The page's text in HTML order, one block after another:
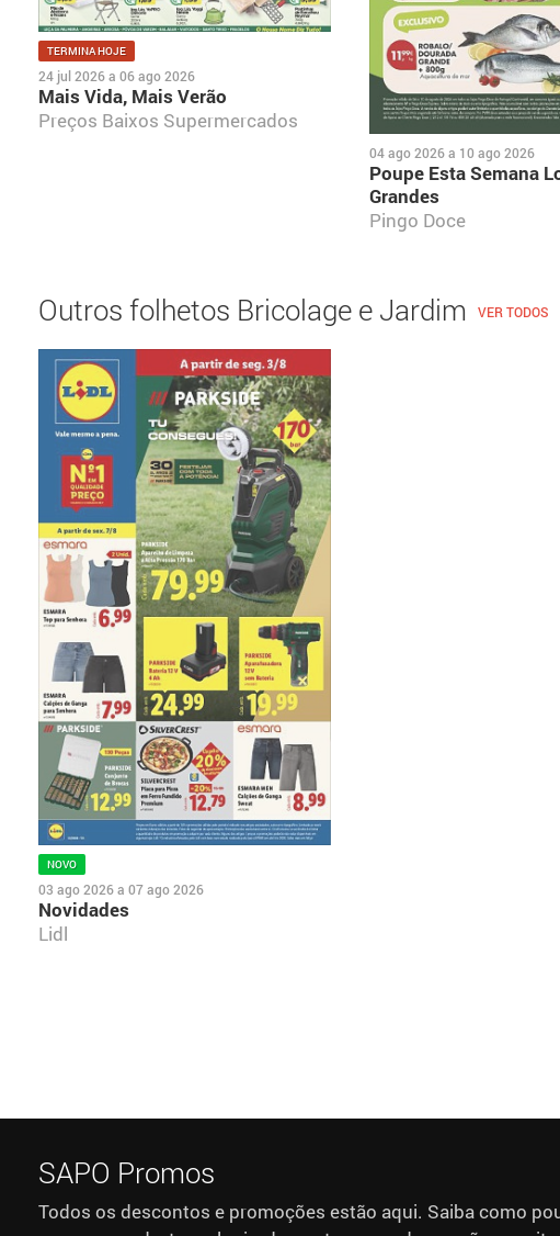
TERMINA HOJE
24 jul 2026 a 06 ago 2026
Mais Vida, Mais Verão
Preços Baixos Supermercados
04 ago 2026 a 10 ago 2026
Poupe Esta Semana
Grandes
Pingo Doce
Outros folhetos Bricolage e Jardim VER TODOS
NOVO
03 ago 2026 a 07 ago 2026
Novidades
Lidl
SAPO Promos
Todos os descontos e promoções estão aqui. Saiba como